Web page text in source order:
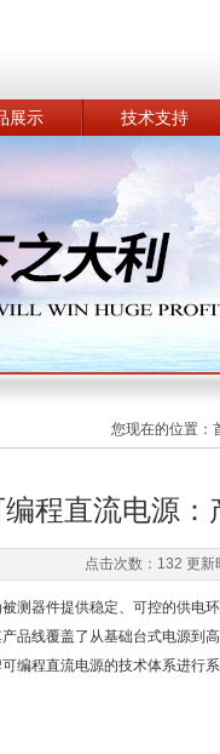
展示 技术支持
您现在的位置：
程直流电源
点击次数：132 更
测器件提供稳定、可控的供
品线覆盖了从基础台式电源到
编程直流电源的技术体系进行系